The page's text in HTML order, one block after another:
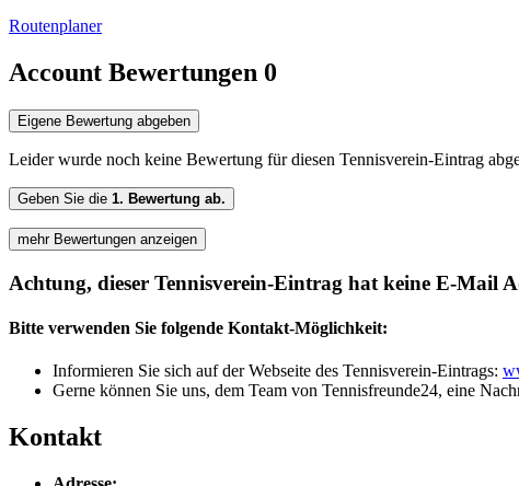
Routenplaner
Account Bewertungen 0
Eigene Bewertung abgeben
Leider wurde noch keine Bewertung für diesen Tennisverein-Eintrag
Geben Sie die 1. Bewertung ab.
mehr Bewertungen anzeigen
Achtung, dieser Tennisverein-Eintrag hat keine E-Mail
Bitte verwenden Sie folgende Kontakt-Möglichkeit:
Informieren Sie sich auf der Webseite des Tennisverein-Eintrags:
Gerne können Sie uns, dem Team von Tennisfreunde24, eine
Kontakt